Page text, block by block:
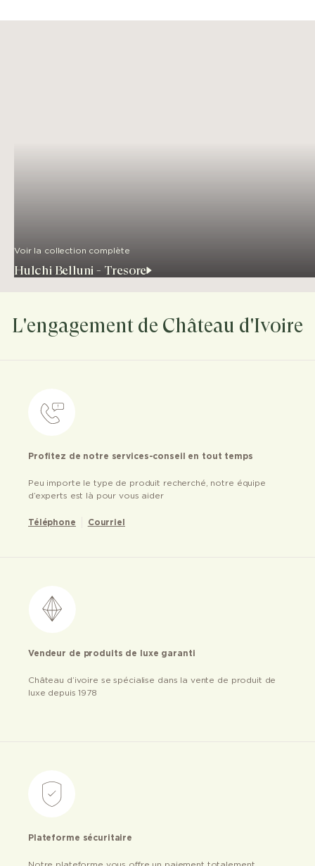
Voir la collection complète
Hulchi Belluni - Tresore
L'engagement de Château d'Ivoire
Profitez de notre services-conseil en tout temps
Peu importe le type de produit recherché, notre équipe
d’experts est là pour vous aider
Téléphone Courriel
Vendeur de produits de luxe garanti
Château d’ivoire se spécialise dans la vente de produit de
luxe depuis 1978
Plateforme sécuritaire